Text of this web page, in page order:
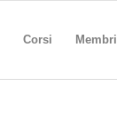
Corsi Membri